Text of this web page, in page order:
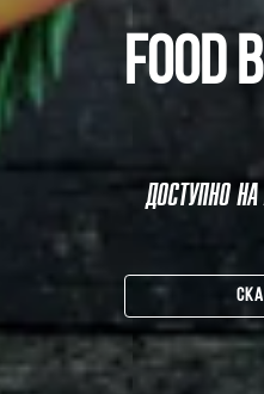
FOOD
ДОСТУПНО НА